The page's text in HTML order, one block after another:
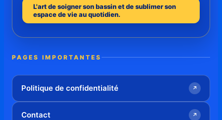
L'art de soigner son bassin et de sublimer son
espace de vie au quotidien.
PAGES IMPORTANTES
Politique de confidentialité ↗
Contact ↗